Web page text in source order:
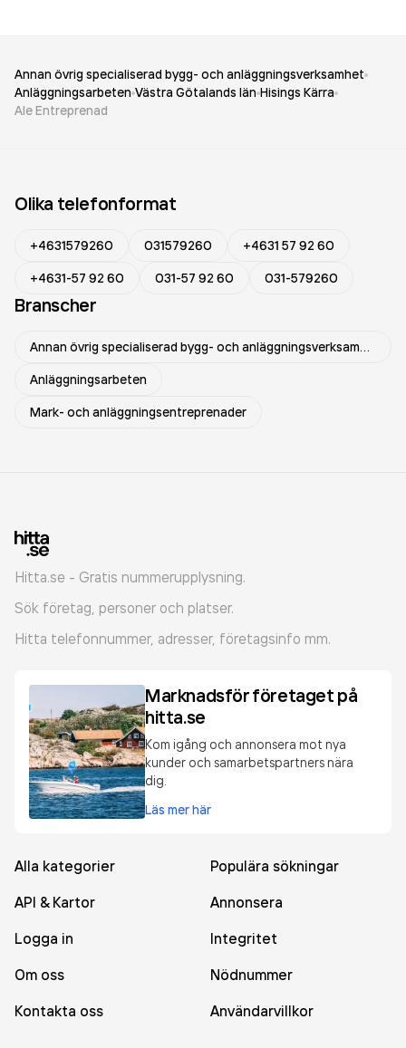
Annan övrig specialiserad bygg- och anläggningsverksamhet
Anläggningsarbeten Västra Götalands län Hisings Kärra
Ale Entreprenad
Olika telefonformat
+4631579260 031579260
+4631 57 92 60
+4631-57 92 60
031-57 92 60 031-579260
Branscher
Annan övrig specialiserad bygg- och anläggningsverksamhet
Anläggningsarbeten
Mark- och anläggningsentreprenader
Hitta.se - Gratis nummerupplysning.
Sök företag, personer och platser.
Hitta telefonnummer, adresser, företagsinfo mm.
Marknadsför företaget på
hitta.se
Kom igång och annonsera mot nya
kunder och samarbetspartners nära
dig.
Läs mer här
Alla kategorier
Populära sökningar
API & Kartor
Annonsera
Logga in
Integritet
Om oss
Nödnummer
Kontakta oss
Användarvillkor